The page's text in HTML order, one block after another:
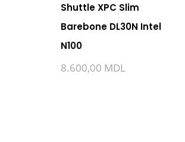
Shuttle XPC Slim
Barebone DL30N Intel
N100
8.600,00 MDL